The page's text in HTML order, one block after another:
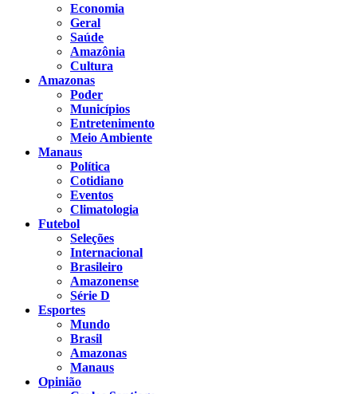
Economia
Geral
Saúde
Amazônia
Cultura
Amazonas
Poder
Municípios
Entretenimento
Meio Ambiente
Manaus
Política
Cotidiano
Eventos
Climatologia
Futebol
Seleções
Internacional
Brasileiro
Amazonense
Série D
Esportes
Mundo
Brasil
Amazonas
Manaus
Opinião